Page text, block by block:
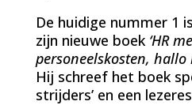
De huidige nummer 1
zijn nieuwe boek ‘HR
personeelskosten, hallo
Hij schreef het boek
strijders’ en een